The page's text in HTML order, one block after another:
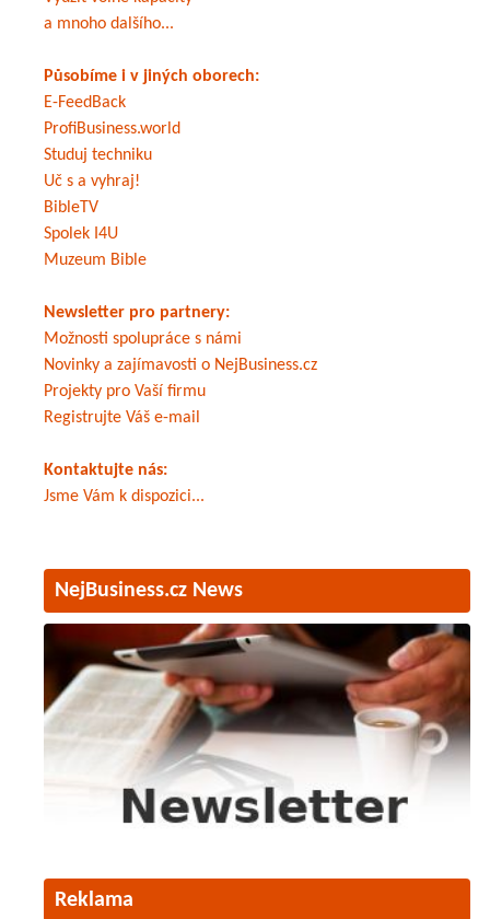
a mnoho dalšího...
Působíme i v jiných oborech:
E-FeedBack
ProfiBusiness.world
Studuj techniku
Uč s a vyhraj!
BibleTV
Spolek I4U
Muzeum Bible
Newsletter pro partnery:
Možnosti spolupráce s námi
Novinky a zajímavosti o NejBusiness.cz
Projekty pro Vaší firmu
Registrujte Váš e-mail
Kontaktujte nás:
Jsme Vám k dispozici...
NejBusiness.cz News
Reklama